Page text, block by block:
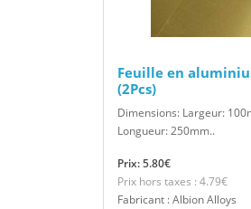
Feuille en
(2Pcs)
Dimensions: Largeur:
Longueur: 250mm..
Prix: 5.80€
Prix hors taxes : 4.79€
Fabricant : Albion Alloys